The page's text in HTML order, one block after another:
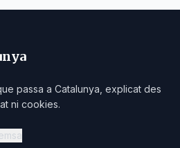
passa a Catalunya, explicat des
ni cookies.